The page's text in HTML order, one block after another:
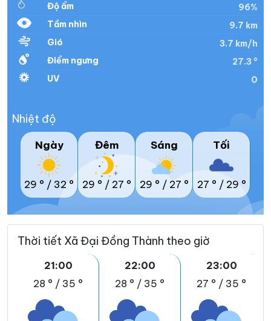
Độ ẩm
96%
Tầm nhìn
9.7 km
Gió
3.7 km/h
Điểm ngưng
27.3 °
UV
0
Nhiệt độ
Ngày
29 ° / 32 °
Đêm
29 ° / 27 °
Sáng
29 ° / 27 °
Tối
27 ° / 29 °
Thời tiết Xã Đại Đồng Thành theo giờ
21:00
28 ° / 35 °
22:00
28 ° / 35 °
23:00
27 ° / 35 °